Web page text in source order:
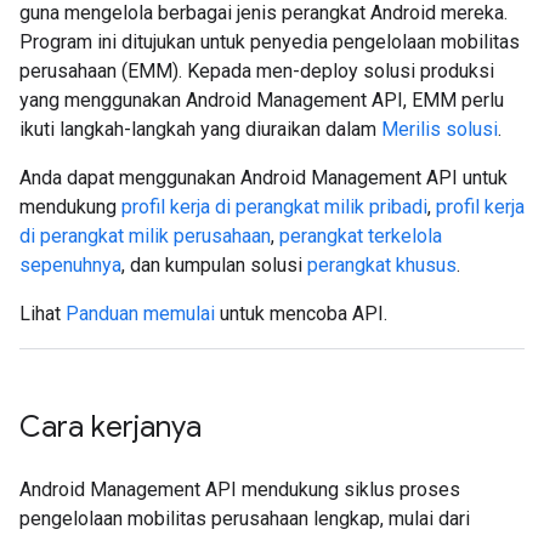
guna mengelola berbagai jenis perangkat Android mereka.
Program ini ditujukan untuk penyedia pengelolaan mobilitas
perusahaan (EMM). Kepada men-deploy solusi produksi
yang menggunakan Android Management API, EMM perlu
ikuti langkah-langkah yang diuraikan dalam Merilis solusi.
Anda dapat menggunakan Android Management API untuk
mendukung profil kerja di perangkat milik pribadi, profil kerja
di perangkat milik perusahaan, perangkat terkelola
sepenuhnya, dan kumpulan solusi perangkat khusus.
Lihat Panduan memulai untuk mencoba API.
Cara kerjanya
Android Management API mendukung siklus proses
pengelolaan mobilitas perusahaan lengkap, mulai dari